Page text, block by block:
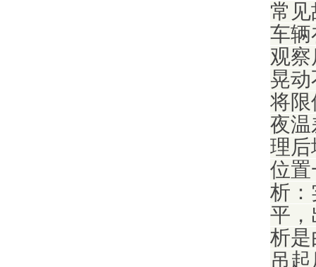
常
车辆
观
晃
将限
夜温
理后
位置
析：
平，
析是
吊